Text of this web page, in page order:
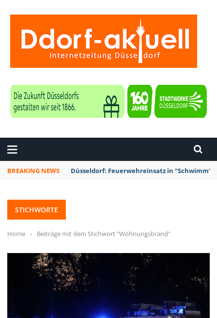
BREAKING NEWS Düsseldorf: Feuerwehreinsatz in “Schwimm’
STICHWORTE
Home › Beiträge mit dem Stichwort "Wohnungsbrand"